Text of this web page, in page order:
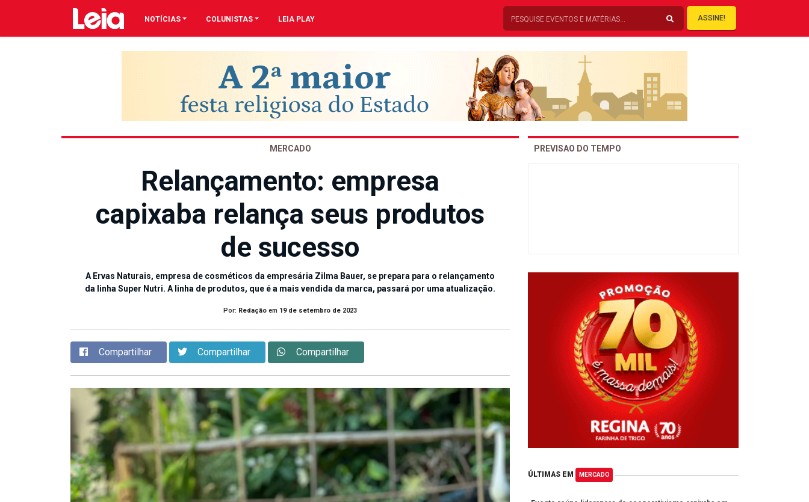
NOTÍCIAS COLUNISTAS LEIA PLAY ASSINE!
MERCADO
Relançamento: empresa
capixaba relança seus produtos
de sucesso
A Ervas Naturais, empresa de cosméticos da empresária Zilma Bauer, se prepara para o relançamento
da linha Super Nutri. A linha de produtos, que é a mais vendida da marca, passará por uma atualização.
Por: Redação em 19 de setembro de 2023
Compartilhar Compartilhar Compartilhar
PREVISAO DO TEMPO
ÚLTIMAS EM MERCADO